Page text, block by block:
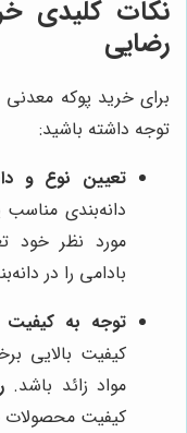
نکات کلیدی
رضایی
برای خرید پوکه معدنی
توجه داشته باشید:
تعیین نوع و
دانه‌بندی مناسب
مورد نظر خود
بادامی را در
توجه به
کیفیت بالایی
مواد زائد باشد.
کیفیت محصولات